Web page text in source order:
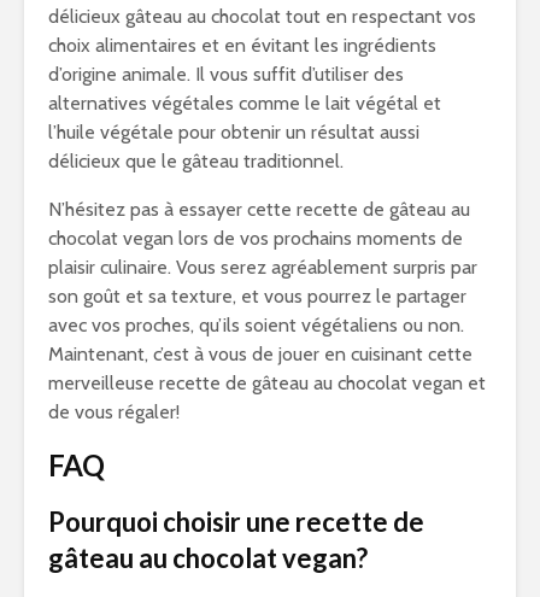
délicieux gâteau au chocolat tout en respectant vos
choix alimentaires et en évitant les ingrédients
d’origine animale. Il vous suffit d’utiliser des
alternatives végétales comme le lait végétal et
l’huile végétale pour obtenir un résultat aussi
délicieux que le gâteau traditionnel.
N’hésitez pas à essayer cette recette de gâteau au
chocolat vegan lors de vos prochains moments de
plaisir culinaire. Vous serez agréablement surpris par
son goût et sa texture, et vous pourrez le partager
avec vos proches, qu’ils soient végétaliens ou non.
Maintenant, c’est à vous de jouer en cuisinant cette
merveilleuse recette de gâteau au chocolat vegan et
de vous régaler!
FAQ
Pourquoi choisir une recette de
gâteau au chocolat vegan?